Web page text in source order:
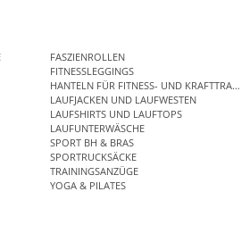
FASZIENROLLEN
FITNESSLEGGINGS
HANTELN FÜR FITNESS- UND
LAUFJACKEN UND LAUFWESTEN
LAUFSHIRTS UND LAUFTOPS
LAUFUNTERWÄSCHE
SPORT BH & BRAS
SPORTRUCKSÄCKE
TRAININGSANZÜGE
YOGA & PILATES